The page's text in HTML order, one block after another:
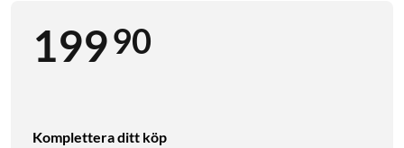
19990
Komplettera ditt köp